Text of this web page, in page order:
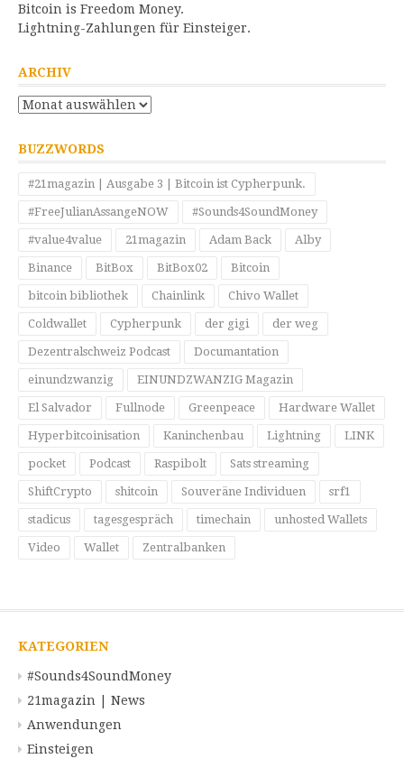
Bitcoin is Freedom Money.
Lightning-Zahlungen für Einsteiger.
ARCHIV
Archiv
BUZZWORDS
#21magazin | Ausgabe 3 | Bitcoin ist Cypherpunk.
#FreeJulianAssangeNOW #Sounds4SoundMoney
#value4value 21magazin Adam Back Alby
Binance BitBox BitBox02 Bitcoin
bitcoin bibliothek Chainlink Chivo Wallet
Coldwallet Cypherpunk der gigi der weg
Dezentralschweiz Podcast Documantation
einundzwanzig EINUNDZWANZIG Magazin
El Salvador Fullnode Greenpeace Hardware Wallet
Hyperbitcoinisation Kaninchenbau Lightning LINK
pocket Podcast Raspibolt Sats streaming
ShiftCrypto shitcoin Souveräne Individuen srf1
stadicus tagesgespräch timechain unhosted Wallets
Video Wallet Zentralbanken
KATEGORIEN
#Sounds4SoundMoney
21magazin | News
Anwendungen
Einsteigen